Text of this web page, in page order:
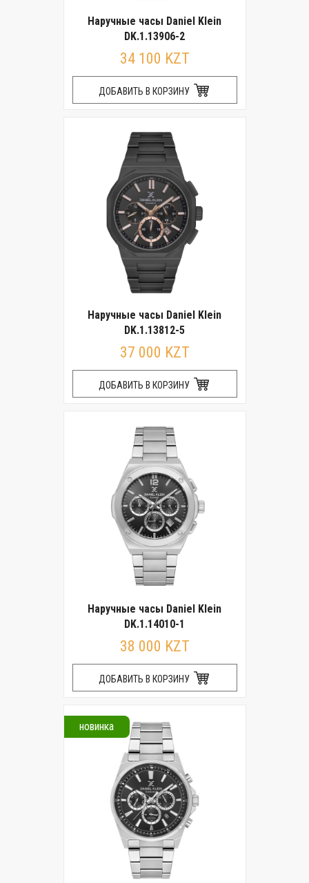
Наручные часы Daniel Klein
DK.1.13906-2
34 100 KZT
ДОБАВИТЬ В КОРЗИНУ
Наручные часы Daniel Klein
DK.1.13812-5
37 000 KZT
ДОБАВИТЬ В КОРЗИНУ
Наручные часы Daniel Klein
DK.1.14010-1
38 000 KZT
ДОБАВИТЬ В КОРЗИНУ
новинка